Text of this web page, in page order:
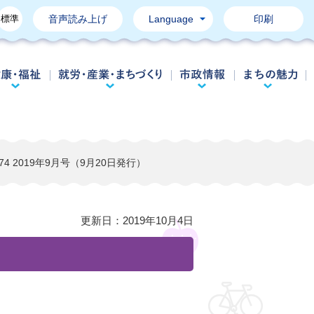
標準 音声読み上げ Language 印刷
・教育 健康・福祉 就労・産業・まちづくり
市政情報
2019年9月号（9月20日発行）
更新日： 2019年10月4日